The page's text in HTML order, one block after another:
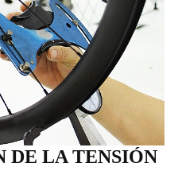
DE LA TENSIÓN